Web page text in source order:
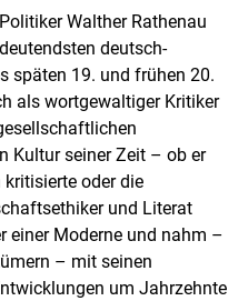
Walther Rathenau
deutsch-
späten 19. und frühen 20.
als wortgewaltiger Kritiker
Kultur seiner Zeit – ob er
oder die
und Literat
einer Moderne und nahm –
– mit seinen
um Jahrzehnte